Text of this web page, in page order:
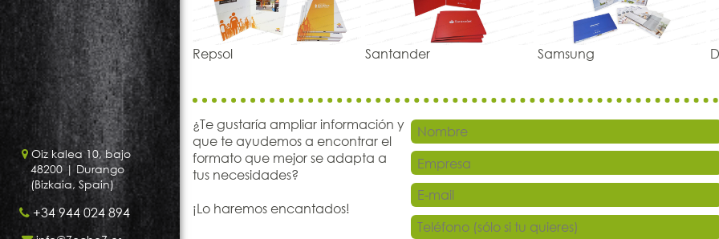
Oiz kalea 10, bajo
48200 | Durango
(Bizkaia, Spain)
+34 944 024 894
Repsol Santander Samsung
¿Te gustaría ampliar información y
que te ayudemos a encontrar el
formato que mejor se adapta a
tus necesidades?
¡Lo haremos encantados!